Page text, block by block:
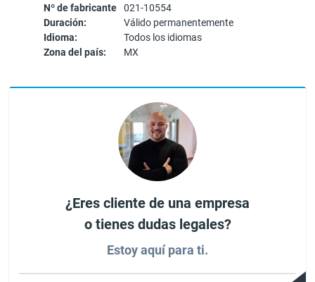
Nº de fabricante
021-10554
Duración:
Válido permanentemente
Idioma:
Todos los idiomas
Zona del país:
MX
¿Eres cliente de una empresa
o tienes dudas legales?
Estoy aquí para ti.